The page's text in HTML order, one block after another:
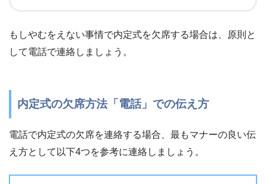
もしやむをえない事情で内定式を欠席する場合は、原則と
して電話で連絡しましょう。
内定式の欠席方法「電話」での伝え方
電話で内定式の欠席を連絡する場合、最もマナーの良い伝
え方として以下4つを参考に連絡しましょう。